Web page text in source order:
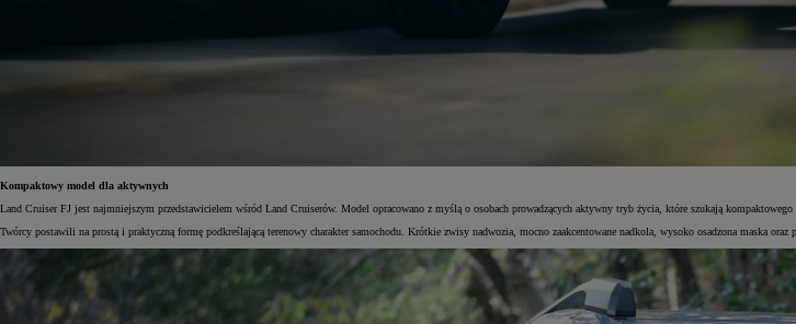
Kompaktowy model dla aktywnych
Land Cruiser FJ jest najmniejszym przedstawicielem wśród Land Cruiserów. Model opracowano z myślą o osobach prowadzących aktywny tryb życia, które szukają
Twórcy postawili na prostą i praktyczną formę podkreślającą terenowy charakter samochodu. Krótkie zwisy nadwozia, mocno zaakcentowane nadkola, wysoko osadzona maska